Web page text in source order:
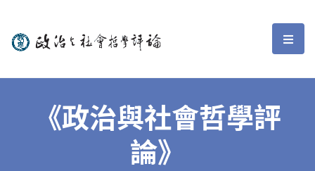
政治與社會哲學評論 選
《政治與社會哲學評
論》